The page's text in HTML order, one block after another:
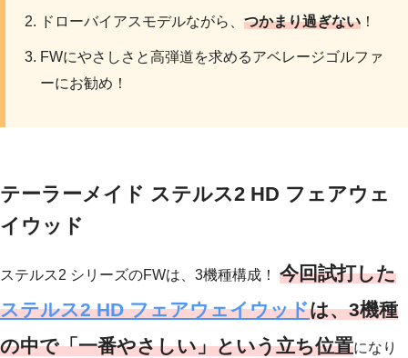
ドローバイアスモデルながら、つかまり過ぎない ！
FWにやさしさと高弾道を求めるアベレージゴルファ
ーにお勧め！
テーラーメイド ステルス2 HD フェアウェ
イウッド
ステルス2 シリーズのFWは、3機種構成！ 今回試打した
ステルス2 HD フェアウェイウッドは、3機種
の中で「一番やさしい」という立ち位置になり